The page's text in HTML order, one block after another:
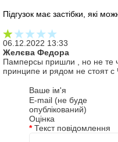
Підгузок має застібки, які
06.12.2022 13:33
Желєва Федора
Памперсы пришли , но не те
принципе и рядом не стоят
Ваше ім'я
E-mail (не буде
опублікований)
Оцінка
*Текст повідомлення